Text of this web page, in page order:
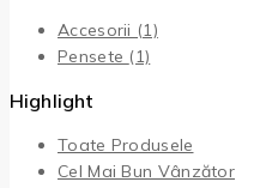
Accesorii (1)
Pensete (1)
Highlight
Toate Produsele
Cel Mai Bun Vânzător